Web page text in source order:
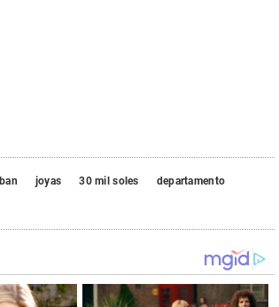
joyas 30 mil soles
departamento